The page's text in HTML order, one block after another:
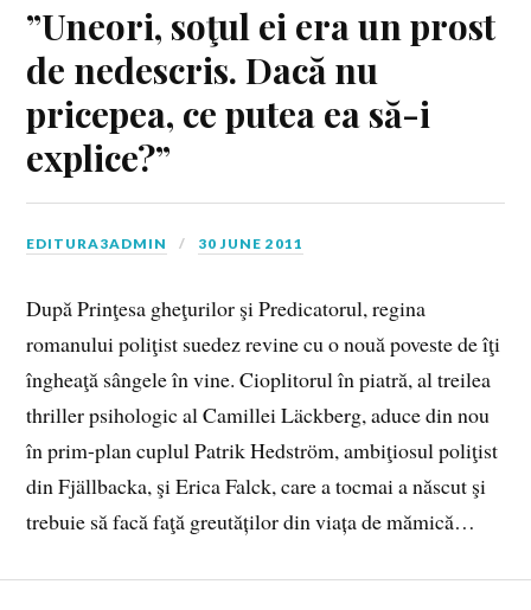
”Uneori, soţul ei era un prost
de nedescris. Dacă nu
pricepea, ce putea ea să-i
explice?”
EDITURA3ADMIN 30 JUNE 2011
După Prinţesa gheţurilor şi Predicatorul, regina
romanului poliţist suedez revine cu o nouă poveste de îţi
îngheaţă sângele în vine. Cioplitorul în piatră, al treilea
thriller psihologic al Camillei Läckberg, aduce din nou
în prim-plan cuplul Patrik Hedström, ambiţiosul poliţist
din Fjällbacka, şi Erica Falck, care a tocmai a născut şi
trebuie să facă faţă greutăților din viața de mămică…